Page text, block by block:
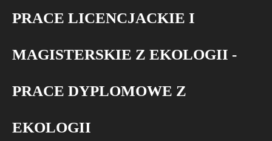
PRACE LICENCJACKIE I
MAGISTERSKIE Z EKOLOGII -
PRACE DYPLOMOWE Z
EKOLOGII